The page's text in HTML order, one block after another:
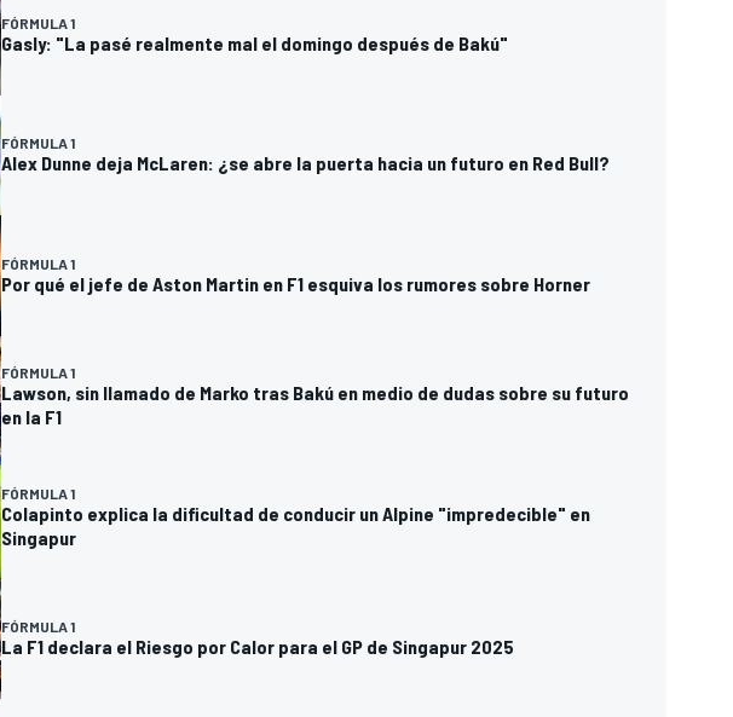
FÓRMULA 1
Gasly: "La pasé realmente mal el domingo después de Bakú"
FÓRMULA 1
Alex Dunne deja McLaren: ¿se abre la puerta hacia un futuro en Red Bull?
FÓRMULA 1
Por qué el jefe de Aston Martin en F1 esquiva los rumores sobre Horner
FÓRMULA 1
Lawson, sin llamado de Marko tras Bakú en medio de dudas sobre su futuro
en la F1
FÓRMULA 1
Colapinto explica la dificultad de conducir un Alpine "impredecible" en
Singapur
FÓRMULA 1
La F1 declara el Riesgo por Calor para el GP de Singapur 2025